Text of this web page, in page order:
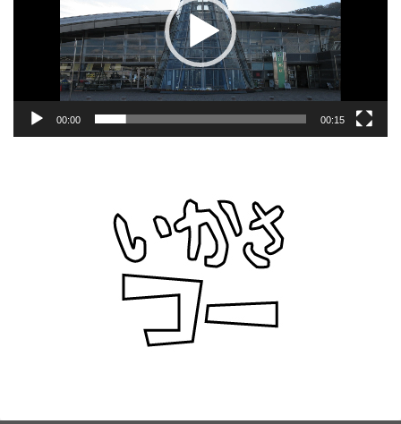
00:00 00:15